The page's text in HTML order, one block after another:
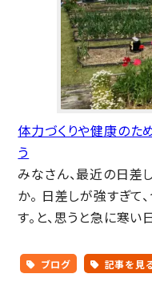
体力づくりや健康のた
う
みなさん、最近の日差
か。 日差しが強すぎて
す。と、思うと急に寒
ブログ 記事を見